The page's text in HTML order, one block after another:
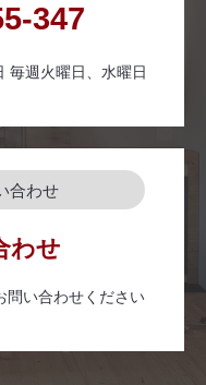
347
毎週火曜日、水曜日
合わせ
わせ
問い合わせください